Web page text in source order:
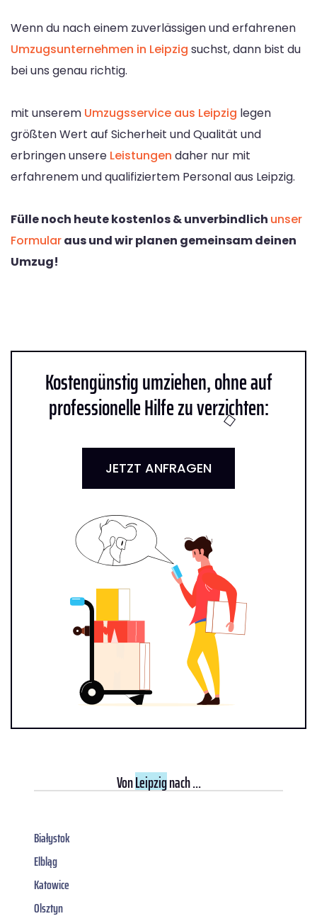
Wenn du nach einem zuverlässigen und erfahrenen
Umzugsunternehmen in Leipzig suchst, dann bist du
bei uns genau richtig.
mit unserem Umzugsservice aus Leipzig legen
größten Wert auf Sicherheit und Qualität und
erbringen unsere Leistungen daher nur mit
erfahrenem und qualifiziertem Personal aus Leipzig.
Fülle noch heute kostenlos & unverbindlich unser
Formularaus und wir planen gemeinsam deinen
Umzug!
Kostengünstig umziehen, ohne auf
professionelle Hilfe zu verzichten:
JETZT ANFRAGEN
VonLeipzignach ...
Białystok
Elbląg
Katowice
Olsztyn